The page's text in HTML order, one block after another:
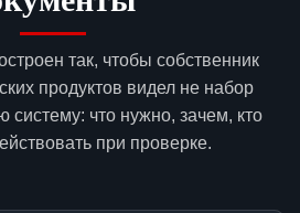
так, чтобы собственник
продуктов видел не набор
систему: что нужно, зачем, кто
при проверке.